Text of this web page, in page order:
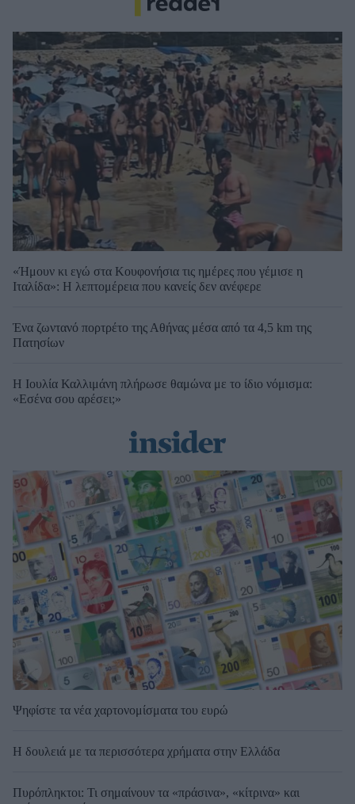
«Ήμουν κι εγώ στα Κουφονήσια τις ημέρες που γέμισε η
Ιταλίδα»: Η λεπτομέρεια που κανείς δεν ανέφερε
Ένα ζωντανό πορτρέτο της Αθήνας μέσα από τα 4,5 km της
Πατησίων
Η Ιουλία Καλλιμάνη πλήρωσε θαμώνα με το ίδιο νόμισμα:
«Εσένα σου αρέσει;»
Ψηφίστε τα νέα χαρτονομίσματα του ευρώ
Η δουλειά με τα περισσότερα χρήματα στην Ελλάδα
Πυρόπληκτοι: Τι σημαίνουν τα «πράσινα», «κίτρινα» και